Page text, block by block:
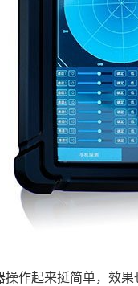
作起来挺简单，效